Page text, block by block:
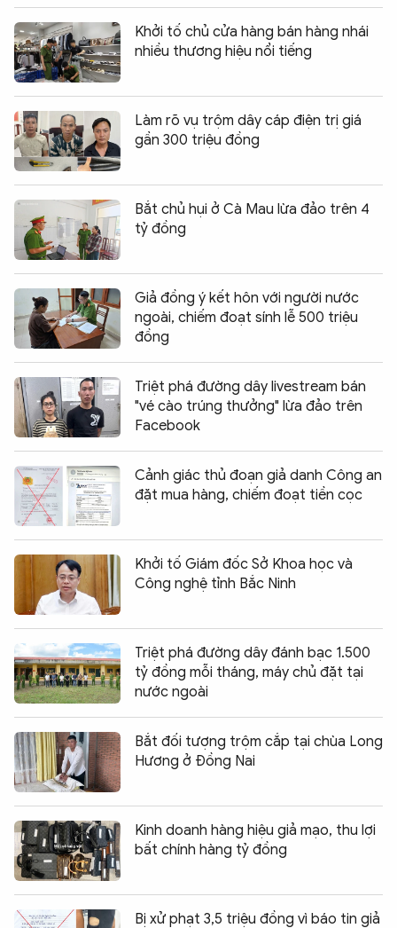
Khởi tố chủ cửa hàng bán hàng nhái
nhiều thương hiệu nổi tiếng
Làm rõ vụ trộm dây cáp điện trị giá
gần 300 triệu đồng
Bắt chủ hụi ở Cà Mau lừa đảo trên 4
tỷ đồng
Giả đồng ý kết hôn với người nước
ngoài, chiếm đoạt sính lễ 500 triệu
đồng
Triệt phá đường dây livestream bán
"vé cào trúng thưởng" lừa đảo trên
Facebook
Cảnh giác thủ đoạn giả danh Công an
đặt mua hàng, chiếm đoạt tiền cọc
Khởi tố Giám đốc Sở Khoa học và
Công nghệ tỉnh Bắc Ninh
Triệt phá đường dây đánh bạc 1.500
tỷ đồng mỗi tháng, máy chủ đặt tại
nước ngoài
Bắt đối tượng trộm cắp tại chùa Long
Hương ở Đồng Nai
Kinh doanh hàng hiệu giả mạo, thu lợi
bất chính hàng tỷ đồng
Bị xử phạt 3,5 triệu đồng vì báo tin giả